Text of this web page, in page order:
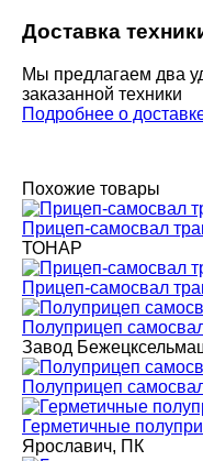
Доставка
Мы предлагаем два
заказанной техники
Подробнее о
Похожие товары
Прицеп-самосвал
ТОНАР
Прицеп-самосвал
Полуприцеп
Завод
Полуприцеп
Герметичные
Ярославич, ПК